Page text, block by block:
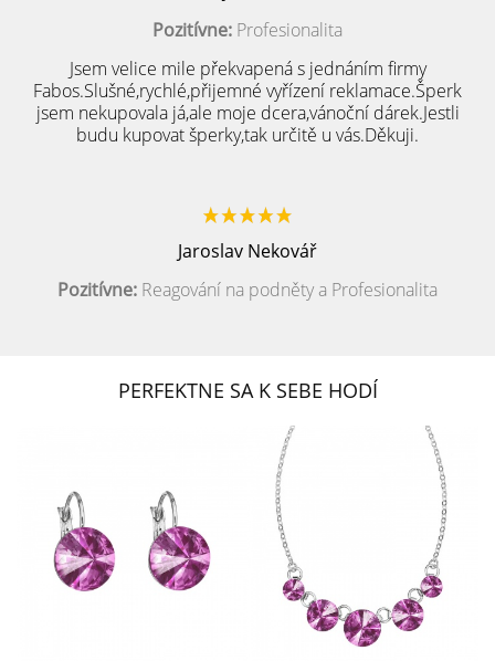
Pozitívne: Profesionalita
Jsem velice mile překvapená s jednáním firmy
Fabos.Slušné,rychlé,přijemné vyřízení reklamace.Šperk
jsem nekupovala já,ale moje dcera,vánoční dárek.Jestli
budu kupovat šperky,tak určitě u vás.Děkuji.
Jaroslav Nekovář
Pozitívne: Reagování na podněty a Profesionalita
PERFEKTNE SA K SEBE HODÍ